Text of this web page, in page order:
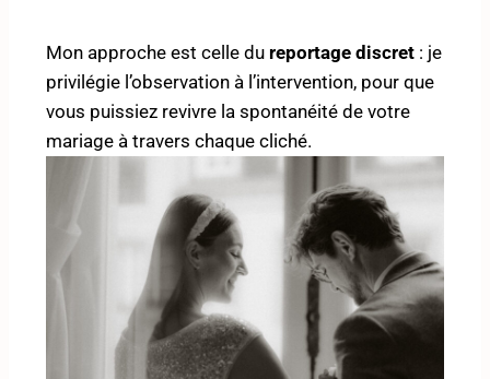
Mon approche est celle du reportage discret : je
privilégie l’observation à l’intervention, pour que
vous puissiez revivre la spontanéité de votre
mariage à travers chaque cliché.